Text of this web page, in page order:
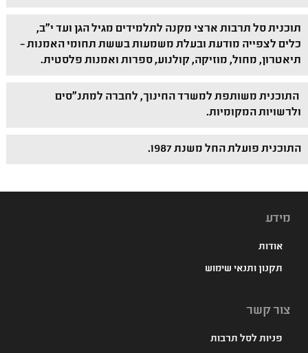
תוכנית סל תרבות ארצי מקנה לתלמידים מגיל הגן ועד י"ב,
כלים לצפייה מודעת ובעלת משמעות בששת תחומי האמנות –
תיאטרון, מחול, מוזיקה, קולנוע, ספרות ואמנות פלסטית.
התוכנית משותפת למשרד החינוך, לחברה למתנ"סים
ולרשויות המקומיות.
התוכנית פועלת החל משנת 1987.
מידע
אודות
תקנון ותנאי שימוש
צור קשר
פניות לסל תרבות